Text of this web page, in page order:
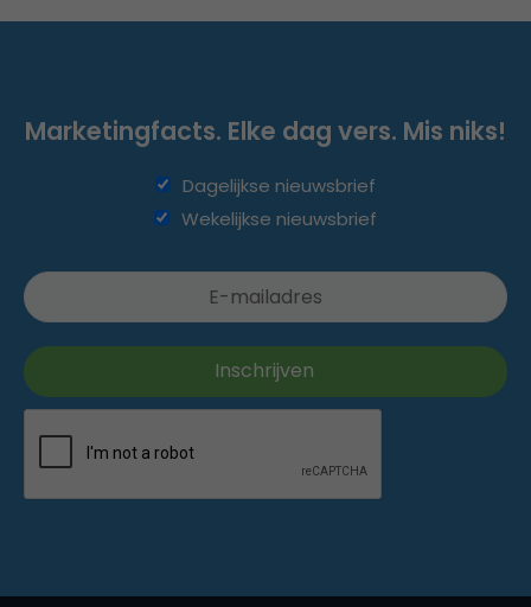
Marketingfacts. Elke dag vers. Mis niks!
Dagelijkse nieuwsbrief
Wekelijkse nieuwsbrief